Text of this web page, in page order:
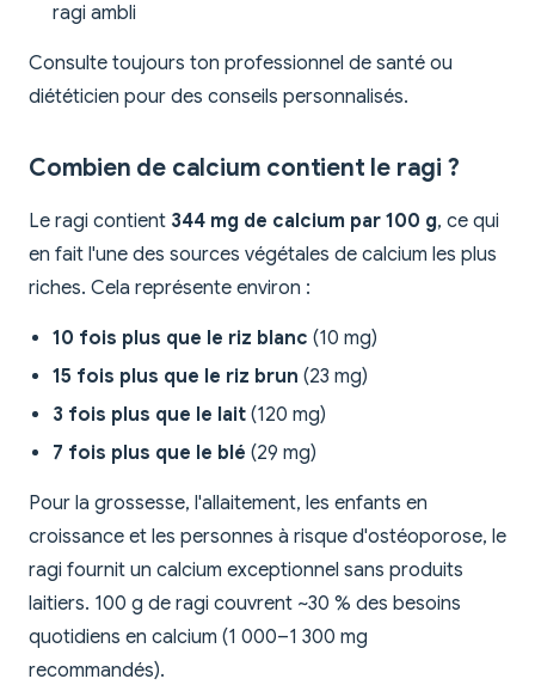
ragi ambli
Consulte toujours ton professionnel de santé ou
diététicien pour des conseils personnalisés.
Combien de calcium contient le ragi ?
Le ragi contient 344 mg de calcium par 100 g, ce qui
en fait l'une des sources végétales de calcium les plus
riches. Cela représente environ :
10 fois plus que le riz blanc (10 mg)
15 fois plus que le riz brun (23 mg)
3 fois plus que le lait (120 mg)
7 fois plus que le blé (29 mg)
Pour la grossesse, l'allaitement, les enfants en
croissance et les personnes à risque d'ostéoporose, le
ragi fournit un calcium exceptionnel sans produits
laitiers. 100 g de ragi couvrent ~30 % des besoins
quotidiens en calcium (1 000–1 300 mg
recommandés).